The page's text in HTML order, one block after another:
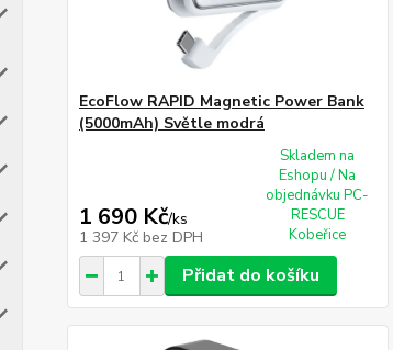
EcoFlow RAPID Magnetic Power Bank
(5000mAh) Světle modrá
1 690 Kč/ks
1 397 Kč bez DPH
Skladem na
Eshopu / Na
objednávku PC-
RESCUE
Kobeřice
Přidat do košíku